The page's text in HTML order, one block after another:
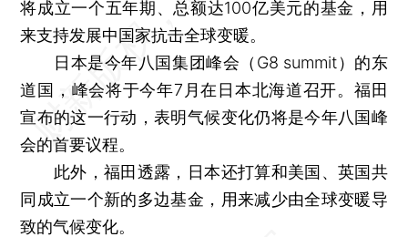
将成立一个五年期、总额达100亿美元的基金，用
来支持发展中国家抗击全球变暖。
日本是今年八国集团峰会（G8 summit）的东
道国，峰会将于今年7月在日本北海道召开。福田
宣布的这一行动，表明气候变化仍将是今年八国峰
会的首要议程。
此外，福田透露，日本还打算和美国、英国共
同成立一个新的多边基金，用来减少由全球变暖导
致的气候变化。